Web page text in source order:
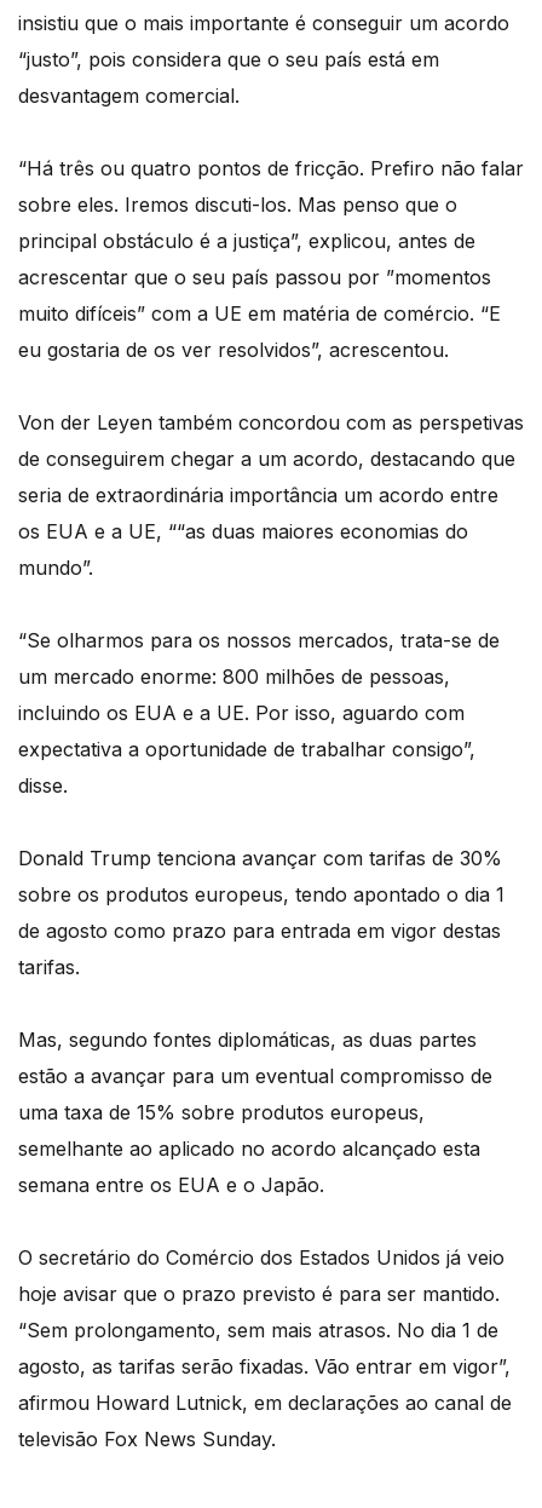
insistiu que o mais importante é conseguir um acordo
“justo”, pois considera que o seu país está em
desvantagem comercial.
“Há três ou quatro pontos de fricção. Prefiro não falar
sobre eles. Iremos discuti-los. Mas penso que o
principal obstáculo é a justiça”, explicou, antes de
acrescentar que o seu país passou por ”momentos
muito difíceis” com a UE em matéria de comércio. “E
eu gostaria de os ver resolvidos”, acrescentou.
Von der Leyen também concordou com as perspetivas
de conseguirem chegar a um acordo, destacando que
seria de extraordinária importância um acordo entre
os EUA e a UE, ““as duas maiores economias do
mundo”.
“Se olharmos para os nossos mercados, trata-se de
um mercado enorme: 800 milhões de pessoas,
incluindo os EUA e a UE. Por isso, aguardo com
expectativa a oportunidade de trabalhar consigo”,
disse.
Donald Trump tenciona avançar com tarifas de 30%
sobre os produtos europeus, tendo apontado o dia 1
de agosto como prazo para entrada em vigor destas
tarifas.
Mas, segundo fontes diplomáticas, as duas partes
estão a avançar para um eventual compromisso de
uma taxa de 15% sobre produtos europeus,
semelhante ao aplicado no acordo alcançado esta
semana entre os EUA e o Japão.
O secretário do Comércio dos Estados Unidos já veio
hoje avisar que o prazo previsto é para ser mantido.
“Sem prolongamento, sem mais atrasos. No dia 1 de
agosto, as tarifas serão fixadas. Vão entrar em vigor”,
afirmou Howard Lutnick, em declarações ao canal de
televisão Fox News Sunday.